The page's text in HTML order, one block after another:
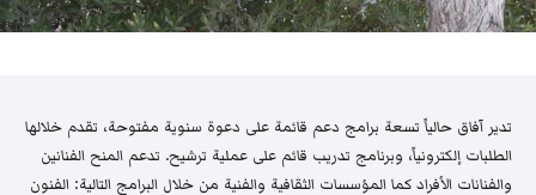
تدير آفاق حالياً تسعة برامج دعم قائمة على دعوة سنوية مفتوحة، تقدم خلالها
الطلبات إلكترونياً، وبرنامج تدريب قائم على عملية ترشيح. تدعم المنح الفنانين
والفنانات الأفراد كما المؤسسات الثقافية والفنية من خلال البرامج التالية: الفنون